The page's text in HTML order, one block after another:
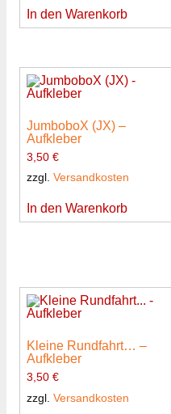
In den Warenkorb
JumboboX (JX) –
Aufkleber
3,50 €
zzgl. Versandkosten
In den Warenkorb
Kleine Rundfahrt… –
Aufkleber
3,50 €
zzgl. Versandkosten